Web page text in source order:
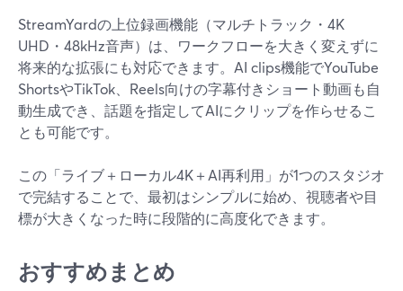
StreamYardの上位録画機能（マルチトラック・4K
UHD・48kHz音声）は、ワークフローを大きく変えずに
将来的な拡張にも対応できます。AI clips機能でYouTube
ShortsやTikTok、Reels向けの字幕付きショート動画も自
動生成でき、話題を指定してAIにクリップを作らせるこ
とも可能です。
この「ライブ＋ローカル4K＋AI再利用」が1つのスタジオ
で完結することで、最初はシンプルに始め、視聴者や目
標が大きくなった時に段階的に高度化できます。
おすすめまとめ